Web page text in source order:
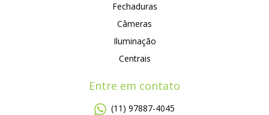
Fechaduras
Câmeras
Iluminação
Centrais
Entre em contato
(11) 97887-4045